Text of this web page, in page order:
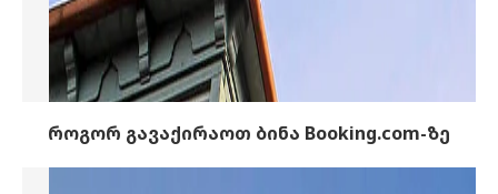
როგორ გავაქირაოთ ბინა Booking.com-ზე